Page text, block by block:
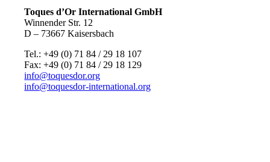
Toques d’Or International GmbH
Winnender Str. 12
D – 73667 Kaisersbach
Tel.: +49 (0) 71 84 / 29 18 107
Fax: +49 (0) 71 84 / 29 18 129
info@toquesdor.org
info@toquesdor-international.org